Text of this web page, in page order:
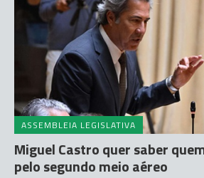
ASSEMBLEIA LEGISLATIVA
Miguel Castro quer saber
pelo segundo meio aéreo